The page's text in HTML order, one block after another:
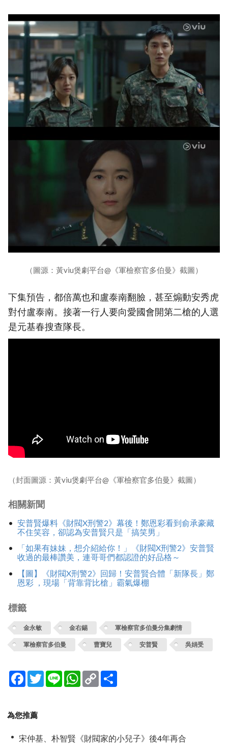
（圖源：黃viu煲劇平台@《軍檢察官多伯曼》截圖）
下集預告，都倍萬也和盧泰南翻臉，甚至煽動安秀虎
對付盧泰南。接著一行人要向愛國會開第二槍的人選
是元基春搜查隊長。
（封面圖源：黃viu煲劇平台@《軍檢察官多伯曼》截圖）
相關新聞
安普賢爆料《財閥X刑警2》幕後！鄭恩彩看到俞承豪藏
不住笑容，卻認為安普賢只是「搞笑男」
「如果有妹妹，想介紹給你！」《財閥X刑警2》安普賢
收過的最棒讚美，連哥哥們都認證的好品格～
【圖】《財閥X刑警2》回歸！安普賢合體「新隊長」鄭
恩彩 ，現場「背靠背比槍」霸氣爆棚
標籤
金永敏 金右錫 軍檢察官多伯曼分集劇情
軍檢察官多伯曼 曹寶兒 安普賢 吳娟受
Facebook
TwitterLine WhatsApp
Copy
Link
為您推薦
宋仲基、朴智賢《財閥家的小兒子》後4年再合